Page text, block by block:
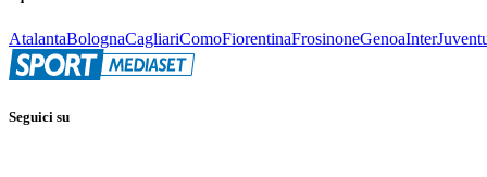
AtalantaBolognaCagliariComoFiorentinaFrosinoneGenoaInter
Seguici su